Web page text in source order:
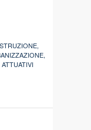
,
,
ATTUATIVI